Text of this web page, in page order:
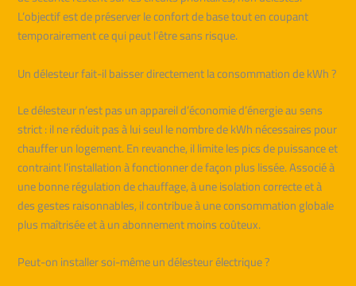
L’objectif est de préserver le confort de base tout en coupant
temporairement ce qui peut l’être sans risque.
Un délesteur fait-il baisser directement la consommation de kWh ?
Le délesteur n’est pas un appareil d’économie d’énergie au sens
strict : il ne réduit pas à lui seul le nombre de kWh nécessaires pour
chauffer un logement. En revanche, il limite les pics de puissance et
contraint l’installation à fonctionner de façon plus lissée. Associé à
une bonne régulation de chauffage, à une isolation correcte et à
des gestes raisonnables, il contribue à une consommation globale
plus maîtrisée et à un abonnement moins coûteux.
Peut-on installer soi-même un délesteur électrique ?